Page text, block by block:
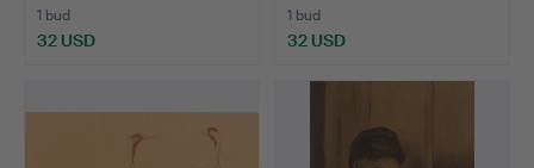
1 bud
32 USD
1 bud
32 USD